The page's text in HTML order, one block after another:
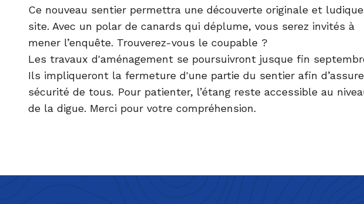
Ce nouveau sentier permettra une découverte originale et
site. Avec un polar de canards qui déplume, vous serez invités à
mener l’enquête. Trouverez-vous le coupable ?
Les travaux d'aménagement se poursuivront jusque fin
Ils impliqueront la fermeture d'une partie du sentier afin
sécurité de tous. Pour patienter, l’étang reste accessible au
de la digue. Merci pour votre compréhension.